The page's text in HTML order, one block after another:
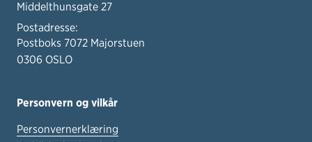
Middelthunsgate 27
Postadresse:
Postboks 7072 Majorstuen
0306 OSLO
Personvern og vilkår
Personvernerklæring